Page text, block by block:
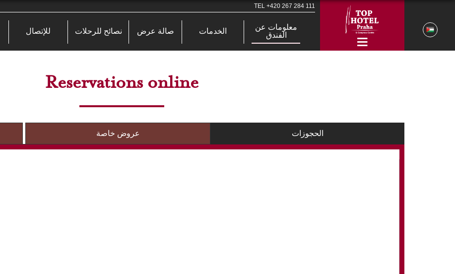
TEL +420 267 284 111
معلومات عن
الفندق
الخدمات صالة عرض نصائح للرحلات للإتصال
Reservations online
الحجوزات عروض خاصة